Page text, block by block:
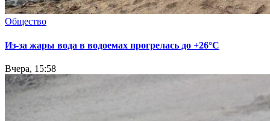
Общество
Из-за жары вода в водоемах прогрелась до +26°C
Вчера, 15:58